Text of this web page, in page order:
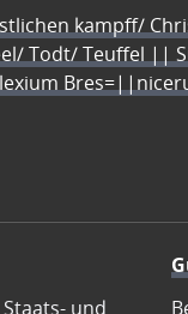
kampff/
Todt/ Teuffel ||
und